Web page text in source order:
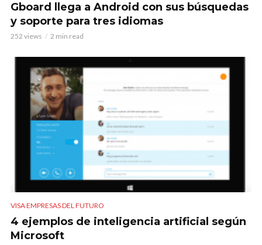
Gboard llega a Android con sus búsquedas
y soporte para tres idiomas
252 views 2 min read
VISA EMPRESAS DEL FUTURO
4 ejemplos de inteligencia artificial según
Microsoft